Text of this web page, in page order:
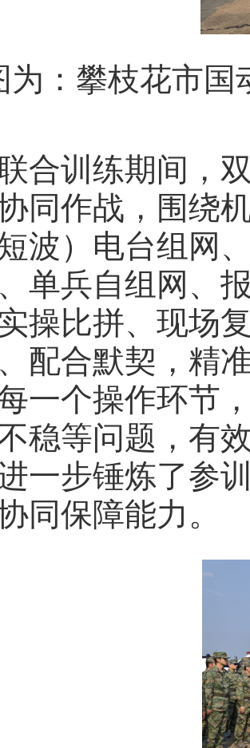
为：攀枝花市
训练期间，双
同作战，围绕
波）电台组网
单兵自组网、
操比拼、现场
配合默契，精
一个操作环节
稳等问题，有
一步锤炼了参
同保障能力。